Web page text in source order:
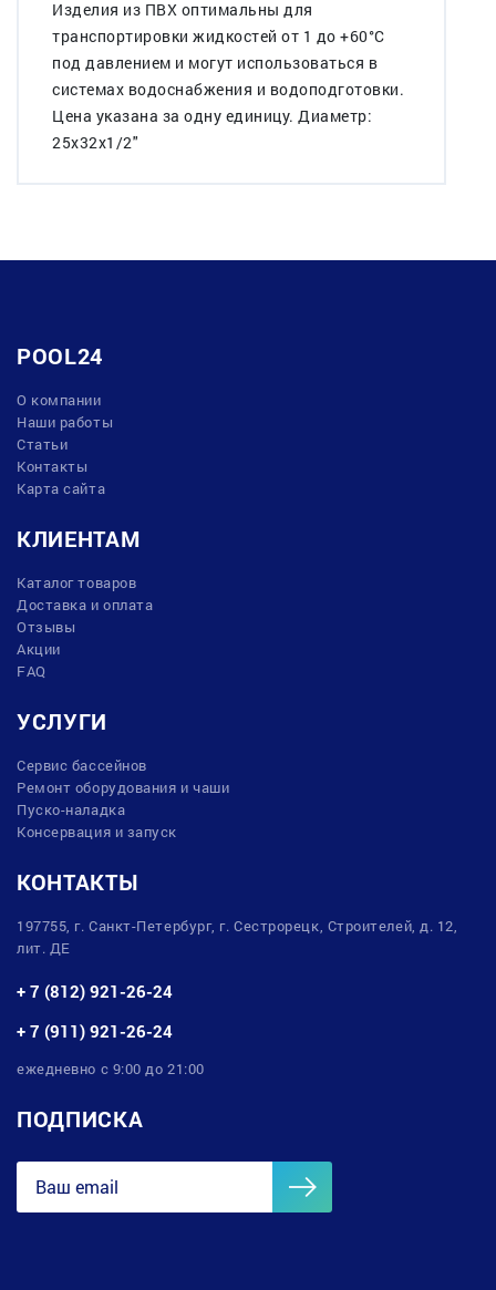
Изделия из ПВХ оптимальны для
транспортировки жидкостей от 1 до +60°C
под давлением и могут использоваться в
системах водоснабжения и водоподготовки.
Цена указана за одну единицу. Диаметр:
25x32x1/2"
POOL24
О компании
Наши работы
Статьи
Контакты
Карта сайта
КЛИЕНТАМ
Каталог товаров
Доставка и оплата
Отзывы
Акции
FAQ
УСЛУГИ
Сервис бассейнов
Ремонт оборудования и чаши
Пуско-наладка
Консервация и запуск
КОНТАКТЫ
197755, г. Санкт-Петербург, г. Сестрорецк, Строителей, д. 12,
лит. ДЕ
+ 7 (812) 921-26-24
+ 7 (911) 921-26-24
ежедневно с 9:00 до 21:00
ПОДПИСКА